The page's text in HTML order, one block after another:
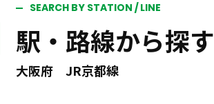
SEARCH BY STATION / LINE
駅・路線から探す
大阪府 JR京都線